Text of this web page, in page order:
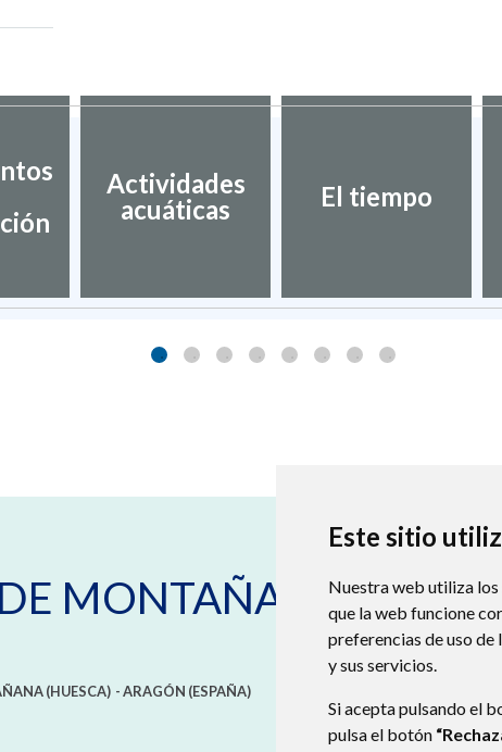
Este sitio
Nuestra web utiliza
que la web funcione
preferencias de uso de
y sus servicios.
Si acepta pulsando el
pulsa el botón
Actividades
acuáticas
El tiempo
MONTAÑANA
(HUESCA) - ARAGÓN (ESPAÑA)